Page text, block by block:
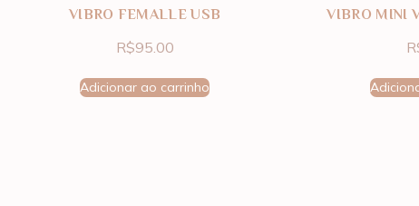
VIBRO FEMALLE USB
R$95.00
Adicionar ao carrinho
VIBRO MINI